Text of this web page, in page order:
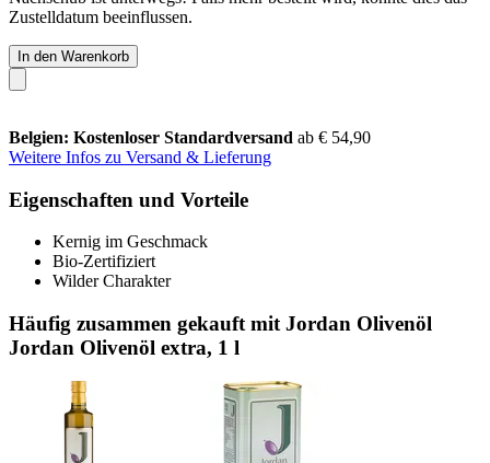
Zustelldatum beeinflussen.
In den Warenkorb
Belgien: Kostenloser Standardversand ab € 54,90
Weitere Infos zu Versand & Lieferung
Eigenschaften und Vorteile
Kernig im Geschmack
Bio-Zertifiziert
Wilder Charakter
Häufig zusammen gekauft mit Jordan Olivenöl
Jordan Olivenöl extra, 1 l